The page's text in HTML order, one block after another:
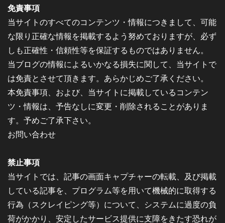
免責事項
当サイトのすべてのコンテンツ・情報につきまして、可能
な限り正確な情報を掲載するよう努めておりますが、必ず
しも正確性・信頼性等を保証するものではありません。
当ブログの情報によるいかなる損失に関して、当サイトで
は免責とさせて頂きます。あらかじめご了承ください。
本免責事項、および、当サイトに掲載しているコンテン
ツ・情報は、予告なしに変更・削除されることがありま
す。予めご了承下さい。
お問い合わせ
禁止事項
当サイトでは、記事の画面キャプチャーの転載、及び掲載
している記事を、プログラム等を用いて機械的に取得する
行為（スクレイピング等）について、システムに過度の負
荷がかかり、安定したサービス提供に支障をきたす恐れが